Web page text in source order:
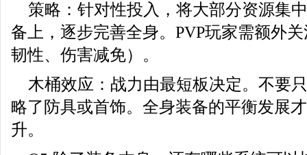
策略：针对性投入，将大部分资源集
备上，逐步完善全身。PVP玩家需额外
韧性、伤害减免）。
木桶效应：战力由最短板决定。不要
略了防具或首饰。全身装备的平衡发展
升。